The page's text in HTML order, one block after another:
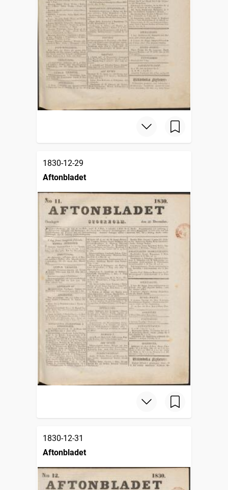
1830-12-29
Aftonbladet
1830-12-31
Aftonbladet